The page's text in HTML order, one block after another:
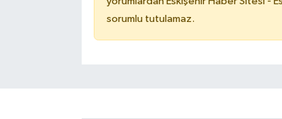
sorumlu tutulamaz.